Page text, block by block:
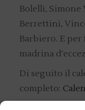
Bolelli, Simone
Berrettini,
Barbiero. E
madrina
Di seguito il
completo: